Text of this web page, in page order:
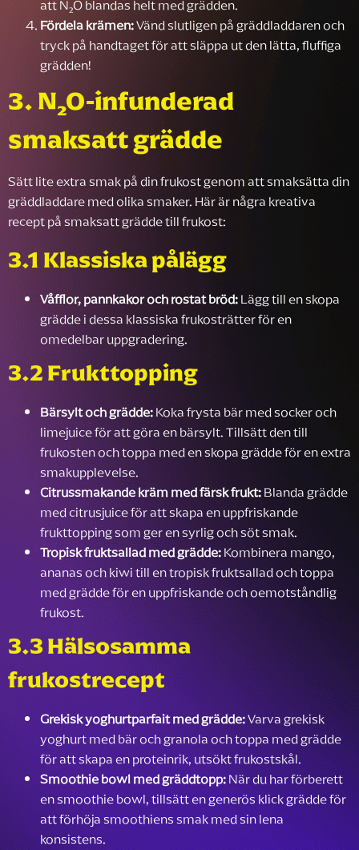
att N₂O blandas helt med grädden.
Fördela krämen:Vänd slutligen på gräddladdaren och
tryck på handtaget för att släppa ut den lätta, fluffiga
grädden!
3. N₂O-infunderad
smaksatt grädde
Sätt lite extra smak på din frukost genom att smaksätta din
gräddladdare med olika smaker. Här är några kreativa
recept på smaksatt grädde till frukost:
3.1 Klassiska pålägg
Våfflor, pannkakor och rostat bröd:Lägg till en skopa
grädde i dessa klassiska frukosträtter för en
omedelbar uppgradering.
3.2 Frukttopping
Bärsylt och grädde:Koka frysta bär med socker och
limejuice för att göra en bärsylt. Tillsätt den till
frukosten och toppa med en skopa grädde för en extra
smakupplevelse.
Citrussmakande kräm med färsk frukt:Blanda grädde
med citrusjuice för att skapa en uppfriskande
frukttopping som ger en syrlig och söt smak.
Tropisk fruktsallad med grädde:Kombinera mango,
ananas och kiwi till en tropisk fruktsallad och toppa
med grädde för en uppfriskande och oemotståndlig
frukost.
3.3 Hälsosamma
frukostrecept
Grekisk yoghurtparfait med grädde:Varva grekisk
yoghurt med bär och granola och toppa med grädde
för att skapa en proteinrik, utsökt frukostskål.
Smoothie bowl med gräddtopp:När du har förberett
en smoothie bowl, tillsätt en generös klick grädde för
att förhöja smoothiens smak med sin lena
konsistens.